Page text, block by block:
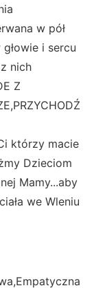
w pół
i sercu
nich
Z
którzy macie
Dzieciom
Mamy...aby
we Wleniu